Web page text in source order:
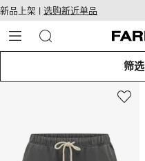
至
内
容
障碍网络
设
新品上架 | 选购新近单品
筛选